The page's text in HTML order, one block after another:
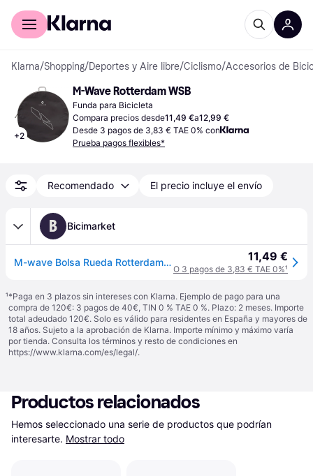
Comprar con Klarna
Klarna/Shopping/Deportes y Aire libre/Ciclismo/Accesorios de
+2
M-Wave Rotterdam WSB
Funda para Bicicleta
Compara precios desde11,49 €a12,99 €
Desde 3 pagos de 3,83 € TAE 0% con
Prueba pagos flexibles*
Recomendado El precio incluye el envío
B Bicimarket
M-wave Bolsa Rueda Rotterdam WSB 11,49 €
O 3 pagos de 3,83 € TAE 0%¹
¹*Paga en 3 plazos sin intereses con Klarna. Ejemplo de pago para una
compra de 120€: 3 pagos de 40€, TIN 0 % TAE 0 %. Plazo: 2 meses. Importe
total adeudado 120€. Solo es válido para residentes en España y mayores de
18 años. Sujeto a la aprobación de Klarna. Importe mínimo y máximo varía
por tienda. Consulta los términos y resto de condiciones en
https://www.klarna.com/es/legal/.
Productos relacionados
Hemos seleccionado una serie de productos que podrían
interesarte. Mostrar todo